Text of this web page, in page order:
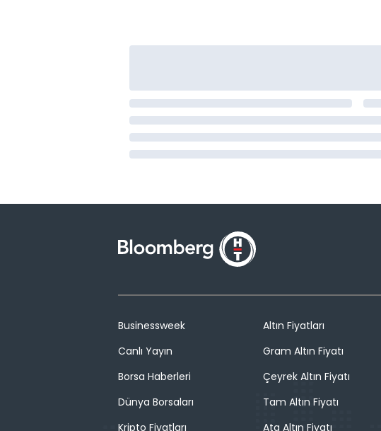
Businessweek
Canlı Yayın
Borsa Haberleri
Dünya Borsaları
Kripto Fiyatları
Altın Fiyatları
Gram Altın Fiyatı
Çeyrek Altın Fiyatı
Tam Altın Fiyatı
Ata Altın Fiyatı